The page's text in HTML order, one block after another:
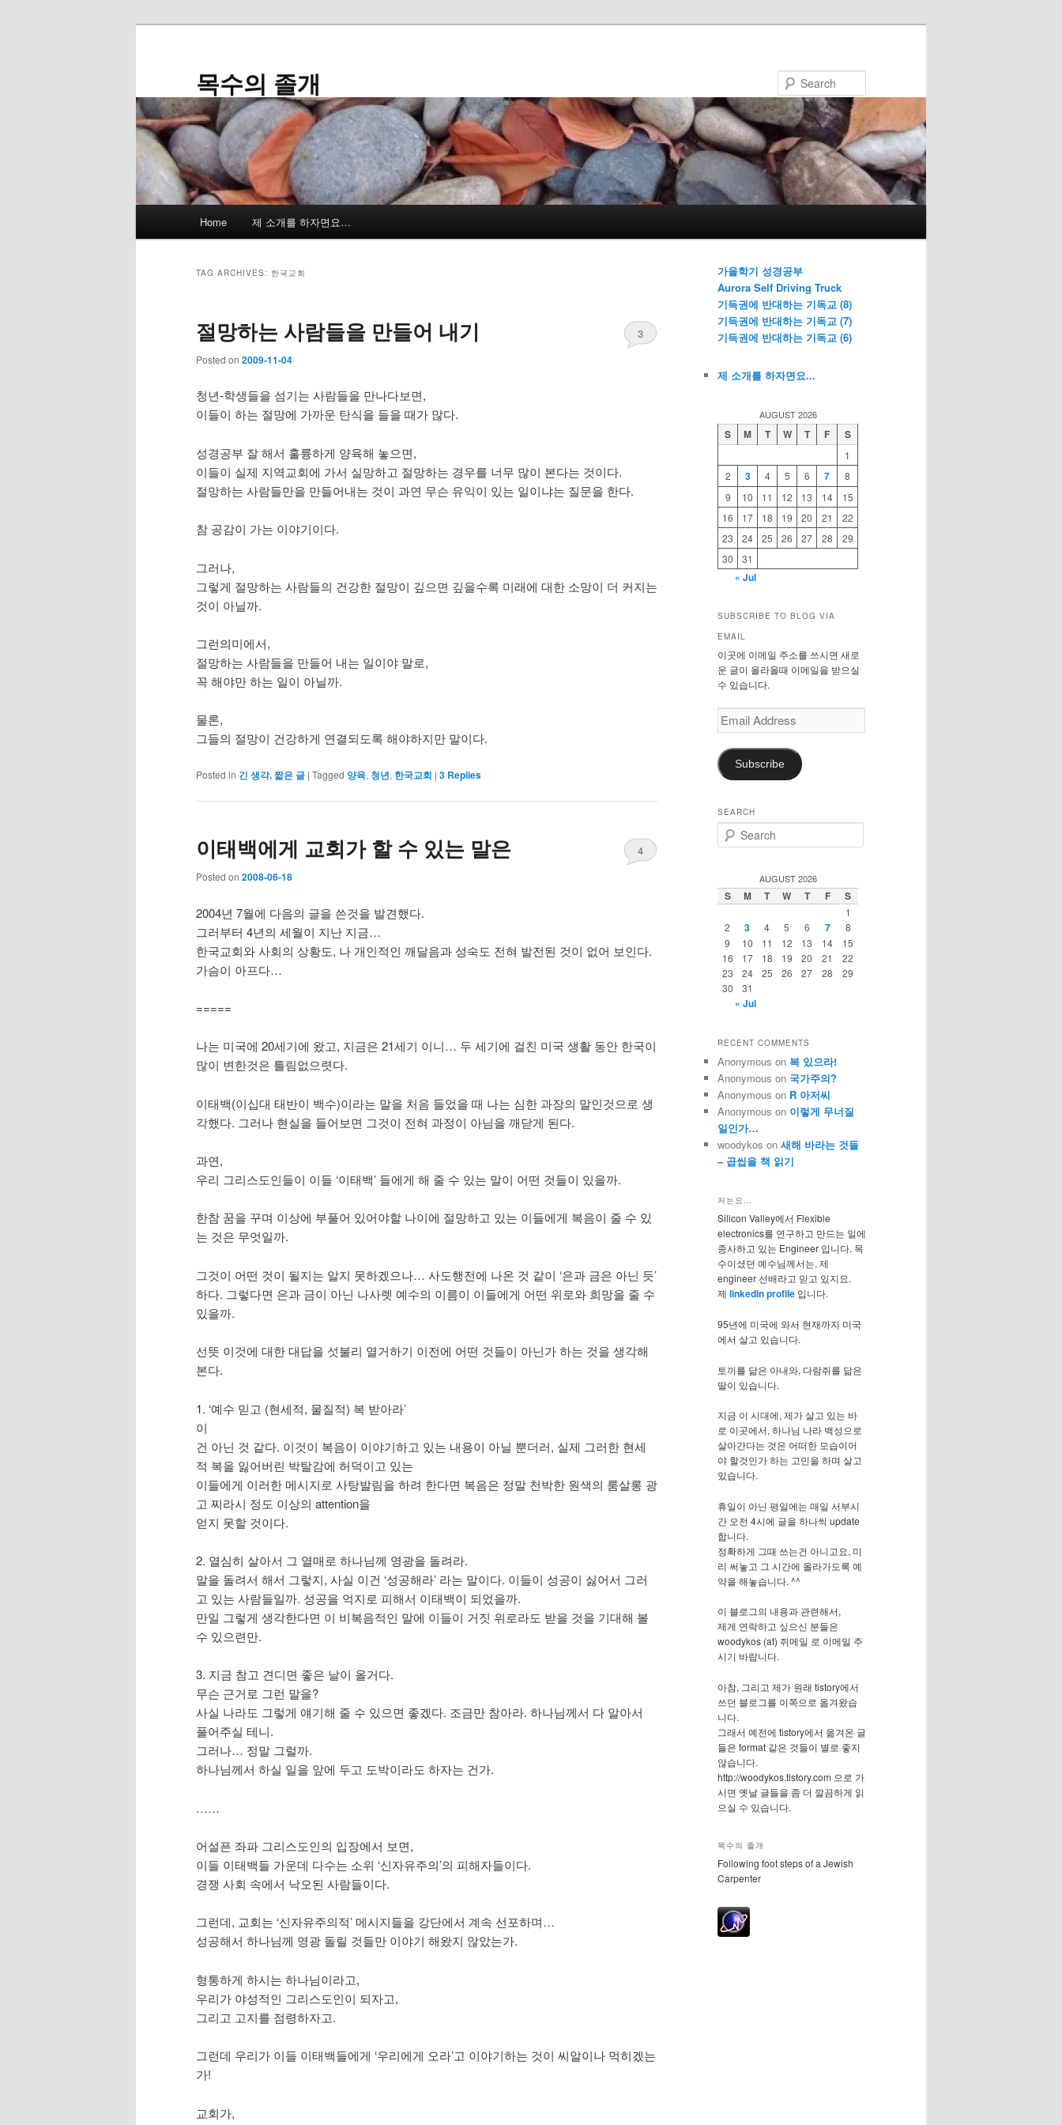
목수의 졸개
Home 제 소개를 하자면요…
TAG ARCHIVES: 한국교회
절망하는 사람들을 만들어 내기
Posted on 2009-11-04
3
청년-학생들을 섬기는 사람들을 만나다보면,
이들이 하는 절망에 가까운 탄식을 들을 때가 많다.
성경공부 잘 해서 훌륭하게 양육해 놓으면,
이들이 실제 지역교회에 가서 실망하고 절망하는 경우를 너무 많이 본다는 것이다.
절망하는 사람들만을 만들어내는 것이 과연 무슨 유익이 있는 일이냐는 질문을 한다.
참 공감이 가는 이야기이다.
그러나,
그렇게 절망하는 사람들의 건강한 절망이 깊으면 깊을수록 미래에 대한 소망이 더 커지는
것이 아닐까.
그런의미에서,
절망하는 사람들을 만들어 내는 일이야 말로,
꼭 해야만 하는 일이 아닐까.
물론,
그들의 절망이 건강하게 연결되도록 해야하지만 말이다.
Posted in 긴 생각, 짧은 글 | Tagged 양육, 청년, 한국교회 | 3 Replies
이태백에게 교회가 할 수 있는 말은
Posted on 2008-06-18
4
2004년 7월에 다음의 글을 쓴것을 발견했다.
그러부터 4년의 세월이 지난 지금…
한국교회와 사회의 상황도, 나 개인적인 깨달음과 성숙도 전혀 발전된 것이 없어 보인다.
가슴이 아프다…
=====
나는 미국에 20세기에 왔고, 지금은 21세기 이니… 두 세기에 걸친 미국 생활 동안 한국이
많이 변한것은 틀림없으렷다.
이태백(이십대 태반이 백수)이라는 말을 처음 들었을 때 나는 심한 과장의 말인것으로 생
각했다. 그러나 현실을 들어보면 그것이 전혀 과정이 아님을 깨닫게 된다.
과연,
우리 그리스도인들이 이들 ‘이태백’ 들에게 해 줄 수 있는 말이 어떤 것들이 있을까.
한참 꿈을 꾸며 이상에 부풀어 있어야할 나이에 절망하고 있는 이들에게 복음이 줄 수 있
는 것은 무엇일까.
그것이 어떤 것이 될지는 알지 못하겠으나… 사도행전에 나온 것 같이 ‘은과 금은 아닌 듯’
하다. 그렇다면 은과 금이 아닌 나사렛 예수의 이름이 이들에게 어떤 위로와 희망을 줄 수
있을까.
선뜻 이것에 대한 대답을 섯불리 열거하기 이전에 어떤 것들이 아닌가 하는 것을 생각해
본다.
1. ‘예수 믿고 (현세적, 물질적) 복 받아라’
이
건 아닌 것 같다. 이것이 복음이 이야기하고 있는 내용이 아닐 뿐더러, 실제 그러한 현세
적 복을 잃어버린 박탈감에 허덕이고 있는
이들에게 이러한 메시지로 사탕발림을 하려 한다면 복음은 정말 천박한 원색의 룸살롱 광
고 찌라시 정도 이상의 attention을
얻지 못할 것이다.
2. 열심히 살아서 그 열매로 하나님께 영광을 돌려라.
말을 돌려서 해서 그렇지, 사실 이건 ‘성공해라’ 라는 말이다. 이들이 성공이 싫어서 그러
고 있는 사람들일까. 성공을 억지로 피해서 이태백이 되었을까.
만일 그렇게 생각한다면 이 비복음적인 말에 이들이 거짓 위로라도 받을 것을 기대해 볼
수 있으련만.
3. 지금 참고 견디면 좋은 날이 올거다.
무슨 근거로 그런 말을?
사실 나라도 그렇게 얘기해 줄 수 있으면 좋겠다. 조금만 참아라. 하나님께서 다 알아서
풀어주실 테니.
그러나… 정말 그럴까.
하나님께서 하실 일을 앞에 두고 도박이라도 하자는 건가.
……
어설픈 좌파 그리스도인의 입장에서 보면,
이들 이태백들 가운데 다수는 소위 ‘신자유주의’의 피해자들이다.
경쟁 사회 속에서 낙오된 사람들이다.
그런데, 교회는 ‘신자유주의적’ 메시지들을 강단에서 계속 선포하며…
성공해서 하나님께 영광 돌릴 것들만 이야기 해왔지 않았는가.
형통하게 하시는 하나님이라고,
우리가 야성적인 그리스도인이 되자고,
그리고 고지를 점령하자고.
그런데 우리가 이들 이태백들에게 ‘우리에게 오라’고 이야기하는 것이 씨알이나 먹히겠는
가!
교회가,
가을학기 성경공부
Aurora Self Driving Truck
기득권에 반대하는 기독교 (8)
기득권에 반대하는 기독교 (7)
기득권에 반대하는 기독교 (6)
제 소개를 하자면요...
AUGUST 2026
S M T W T F S
1
2
3 4 5 6 7
8
9
10 11 12 13 14
15
16
17 18 19 20 21
22
23
24 25 26 27 28
29
30
31
« Jul
SUBSCRIBE TO BLOG VIA
EMAIL
이곳에 이메일 주소를 쓰시면 새로
운 글이 올라올때 이메일을 받으실
수 있습니다.
Email
Address
Subscribe
SEARCH
e
c
h
AUGUST 2026
S M T W T F S
1
2
3 4 5 6 7
8
9
10 11 12 13 14
15
16
17 18 19 20 21
22
23
24 25 26 27 28
29
30
31
« Jul
RECENT COMMENTS
Anonymous on 복 있으라!
Anonymous on 국가주의?
Anonymous on R 아저씨
Anonymous on 이렇게 무너질
일인가…
woodykos on 새해 바라는 것들
– 곱씹을 책 읽기
저는요…
Silicon Valley에서 Flexible
electronics를 연구하고 만드는 일에
종사하고 있는 Engineer 입니다. 목
수이셨던 예수님께서는, 제
engineer 선배라고 믿고 있지요.
제 linkedin profile 입니다.
95년에 미국에 와서 현재까지 미국
에서 살고 있습니다.
토끼를 닮은 아내와, 다람쥐를 닮은
딸이 있습니다.
지금 이 시대에, 제가 살고 있는 바
로 이곳에서, 하나님 나라 백성으로
살아간다는 것은 어떠한 모습이어
야 할것인가 하는 고민을 하며 살고
있습니다.
휴일이 아닌 평일에는 매일 서부시
간 오전 4시에 글을 하나씩 update
합니다.
정확하게 그때 쓰는건 아니고요, 미
리 써놓고 그 시간에 올라가도록 예
약을 해놓습니다. ^^
이 블로그의 내용과 관련해서,
제게 연락하고 싶으신 분들은
woodykos (at) 쥐메일 로 이메일 주
시기 바랍니다.
아참, 그리고 제가 원래 tistory에서
쓰던 블로그를 이쪽으로 옮겨왔습
니다.
그래서 예전에 tistory에서 옮겨온 글
들은 format 같은 것들이 별로 좋지
않습니다.
http://woodykos.tistory.com 으로 가
시면 옛날 글들을 좀 더 깔끔하게 읽
으실 수 있습니다.
목수의 졸개
Following foot steps of a Jewish
Carpenter